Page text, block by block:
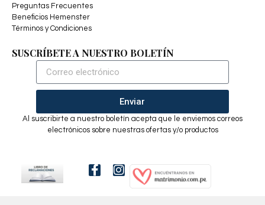
Preguntas Frecuentes
Beneficios Hemenster
Términos y Condiciones
SUSCRÍBETE A NUESTRO BOLETÍN
Enviar
Al suscribirte a nuestro boletín acepta que le enviemos correos
electrónicos sobre nuestras ofertas y/o productos